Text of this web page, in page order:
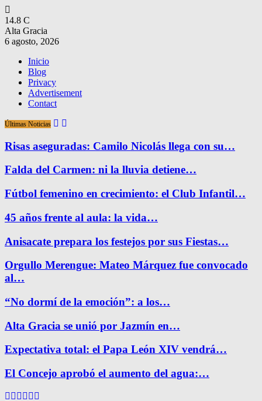
14.8 C
Alta Gracia
6 agosto, 2026
Inicio
Blog
Privacy
Advertisement
Contact
Últimas Noticias
Risas aseguradas: Camilo Nicolás llega con su…
Falda del Carmen: ni la lluvia detiene…
Fútbol femenino en crecimiento: el Club Infantil…
45 años frente al aula: la vida…
Anisacate prepara los festejos por sus Fiestas…
Orgullo Merengue: Mateo Márquez fue convocado
al…
“No dormí de la emoción”: a los…
Alta Gracia se unió por Jazmín en…
Expectativa total: el Papa León XIV vendrá…
El Concejo aprobó el aumento del agua:…
Facebook
Twitter
Instagram
Pinterest
Google